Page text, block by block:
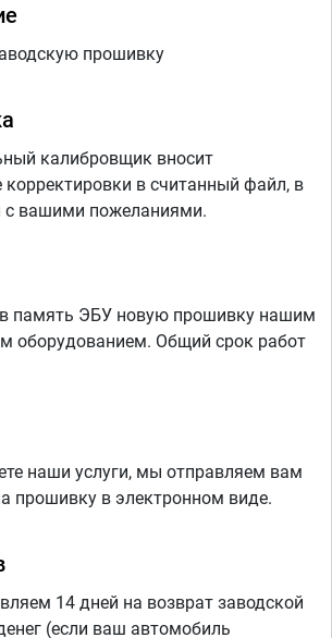
прошивку
калибровщик вносит
в считанный файл, в
с вашими пожеланиями.
память ЭБУ новую прошивку нашим
оборудованием. Общий срок работ
наши услуги, мы отправляем вам
прошивку в электронном виде.
14 дней на возврат заводской
(если ваш автомобиль